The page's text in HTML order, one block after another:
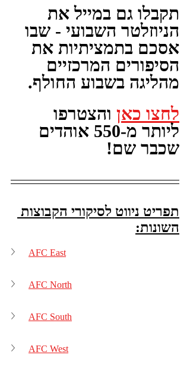
תקבלו גם במייל את
הניוזלטר השבועי - שבו
אסכם בתמציתיות את
הסיפורים המרכזיים
מהליגה בשבוע החולף.
לחצו כאן והצטרפו
ליותר מ-550 אוהדים
שכבר שם!
תפריט ניווט לסיקורי הקבוצות
השונות:
AFC East
AFC North
AFC South
AFC West